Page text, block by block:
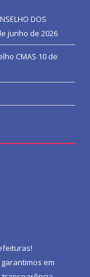
DOS
junho de 2026
CMAS 10 de
!
em